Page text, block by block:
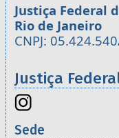
Justiça Federal
Rio de Janeiro
CNPJ:
Justiça
Sede